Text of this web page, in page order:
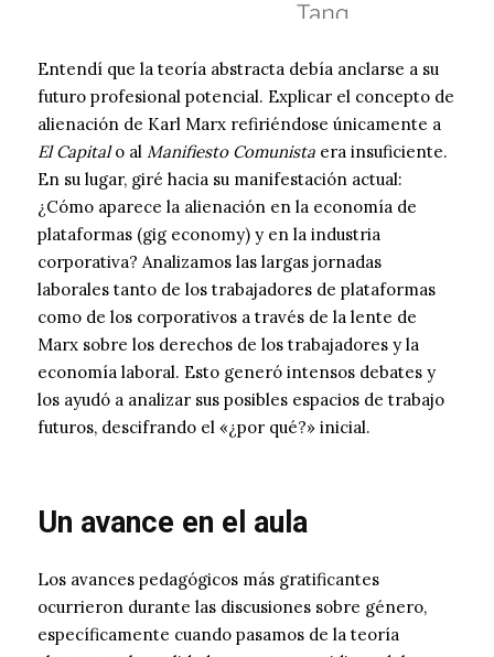
Entendí que la teoría abstracta debía anclarse a su
futuro profesional potencial. Explicar el concepto de
alienación de Karl Marx refiriéndose únicamente a
El Capitalo al Manifiesto Comunista era insuficiente.
En su lugar, giré hacia su manifestación actual:
¿Cómo aparece la alienación en la economía de
plataformas (gig economy) y en la industria
corporativa? Analizamos las largas jornadas
laborales tanto de los trabajadores de plataformas
como de los corporativos a través de la lente de
Marx sobre los derechos de los trabajadores y la
economía laboral. Esto generó intensos debates y
los ayudó a analizar sus posibles espacios de trabajo
futuros, descifrando el «¿por qué?» inicial.
Un avance en el aula
Los avances pedagógicos más gratificantes
ocurrieron durante las discusiones sobre género,
específicamente cuando pasamos de la teoría